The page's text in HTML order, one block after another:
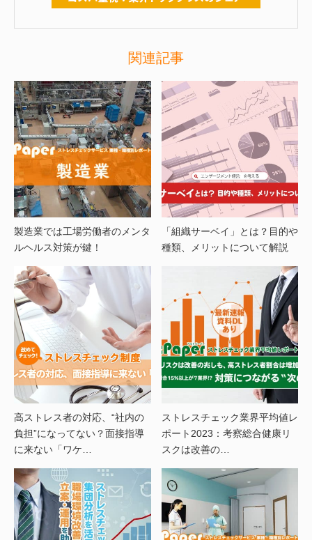
関連記事
製造業では工場労働者のメンタ
ルヘルス対策が鍵！
「組織サーベイ」とは？目的や
種類、メリットについて解説
高ストレス者の対応、“社内の
負担”になってない？面接指導
に来ない「ワケ…
ストレスチェック業界平均値レ
ポート2023：考察総合健康リ
スクは改善の…